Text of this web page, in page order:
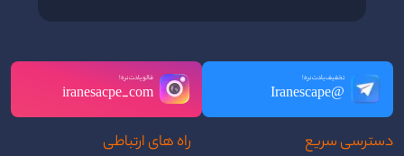
تخفیف یادت نره!
@Iranescape
فالو یادت نره!
iranesacpe_com
دسترسی سریع راه ‌های ارتباطی